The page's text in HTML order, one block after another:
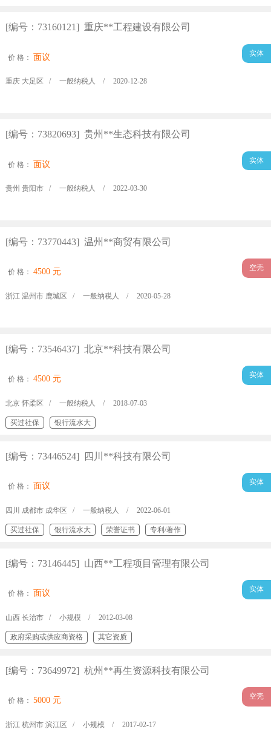
[编号：73160121] 重庆**工程建设有限公司
价 格： 面议 实体
重庆 大足区 / 一般纳税人 / 2020-12-28
[编号：73820693] 贵州**生态科技有限公司
价 格： 面议 实体
贵州 贵阳市 / 一般纳税人 / 2022-03-30
[编号：73770443] 温州**商贸有限公司
价 格：4500 元 空壳
浙江 温州市 鹿城区 / 一般纳税人 / 2020-05-28
[编号：73546437] 北京**科技有限公司
价 格：4500 元 实体
北京 怀柔区 / 一般纳税人 / 2018-07-03
买过社保 银行流水大
[编号：73446524] 四川**科技有限公司
价 格： 面议 实体
四川 成都市 成华区 / 一般纳税人 / 2022-06-01
买过社保 银行流水大 荣誉证书 专利/著作
[编号：73146445] 山西**工程项目管理有限公司
价 格： 面议 实体
山西 长治市 / 小规模 / 2012-03-08
政府采购或供应商资格 其它资质
[编号：73649972] 杭州**再生资源科技有限公司
价 格：5000 元 空壳
浙江 杭州市 滨江区 / 小规模 / 2017-02-17